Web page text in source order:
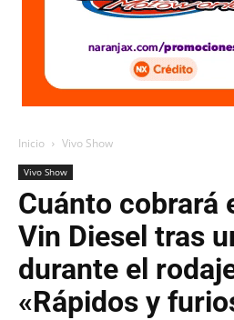
Inicio Vivo Show
Vivo Show
Cuánto cobrará
Vin Diesel tras
durante el
«Rápidos y